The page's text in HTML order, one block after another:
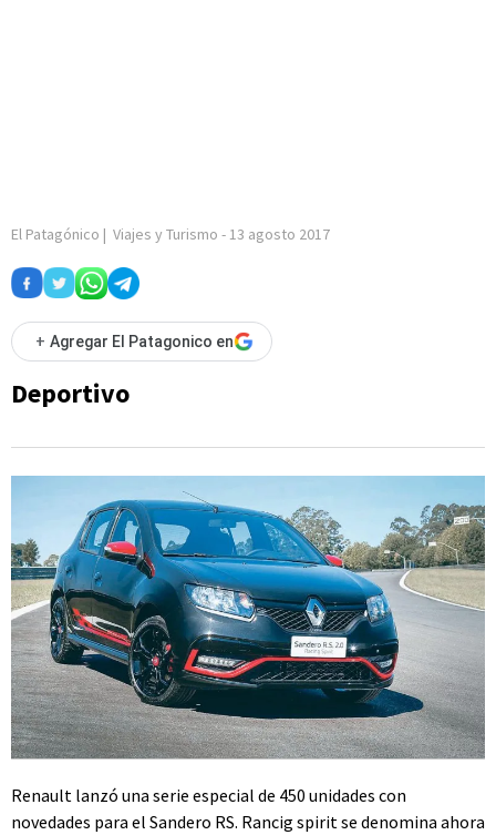
El Patagónico | Viajes y Turismo - 13 agosto 2017
+ Agregar El Patagonico en
Deportivo
Renault lanzó una serie especial de 450 unidades con
novedades para el Sandero RS. Rancig spirit se denomina ahora